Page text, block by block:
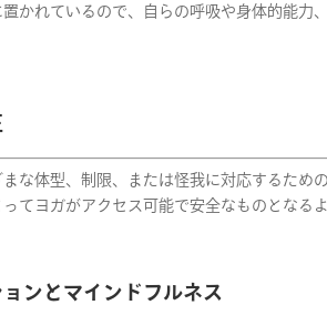
かれているので、自らの呼吸や身体的能力
な体型、制限、または怪我に対応するため
てヨガがアクセス可能で安全なものとなる
ンとマインドフルネス